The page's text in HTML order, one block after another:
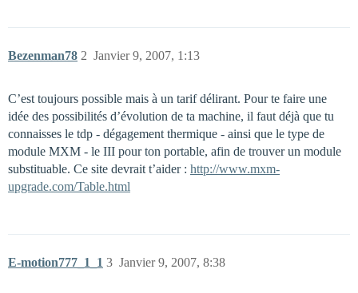
Bezenman78 Janvier 9, 2007, 1:13
2
C’est toujours possible mais à un tarif délirant. Pour te faire une
idée des possibilités d’évolution de ta machine, il faut déjà que tu
connaisses le tdp - dégagement thermique - ainsi que le type de
module MXM - le III pour ton portable, afin de trouver un module
substituable. Ce site devrait t’aider : http://www.mxm-
upgrade.com/Table.html
E-motion777_1_1 Janvier 9, 2007, 8:38
3